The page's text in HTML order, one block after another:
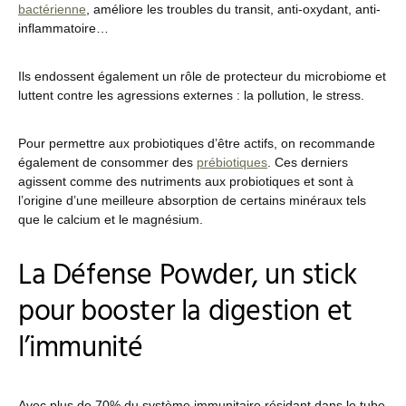
bactérienne, améliore les troubles du transit, anti-oxydant, anti-
inflammatoire…
Ils endossent également un rôle de protecteur du microbiome et
luttent contre les agressions externes : la pollution, le stress.
Pour permettre aux probiotiques d’être actifs, on recommande
également de consommer des prébiotiques. Ces derniers
agissent comme des nutriments aux probiotiques et sont à
l’origine d’une meilleure absorption de certains minéraux tels
que le calcium et le magnésium.
La Défense Powder, un stick
pour booster la digestion et
l’immunité